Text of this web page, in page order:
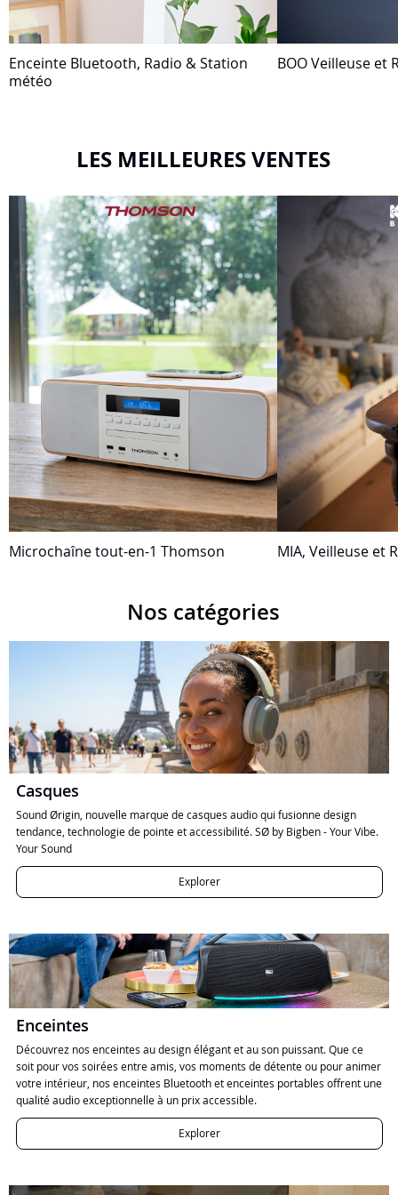
Enceinte Bluetooth, Radio & Station
météo
BOO Veilleuse et
LES MEILLEURES VENTES
Microchaîne tout-en-1 Thomson MIA, Veilleuse et
Nos catégories
Casques
Sound Ørigin, nouvelle marque de casques audio qui fusionne design
tendance, technologie de pointe et accessibilité. SØ by Bigben - Your Vibe.
Your Sound
Explorer
Enceintes
Découvrez nos enceintes au design élégant et au son puissant. Que ce
soit pour vos soirées entre amis, vos moments de détente ou pour animer
votre intérieur, nos enceintes Bluetooth et enceintes portables offrent une
qualité audio exceptionnelle à un prix accessible.
Explorer